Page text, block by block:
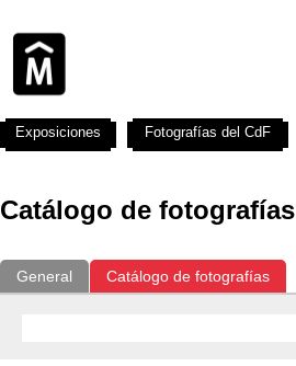
Catálogo de fotografías
General Catálogo de fotografías
Exposiciones Fotografías del CdF